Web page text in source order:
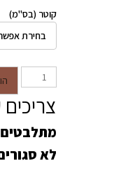
קוטר (בס"מ)
כמות של עיגולי MDF למנדלה לצביעה – בסיס איכותי ליצירה מרגיעה
מתלבטים
לא